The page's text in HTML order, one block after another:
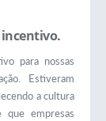
incentivo.
para nossas
Estiveram
a cultura
empresas